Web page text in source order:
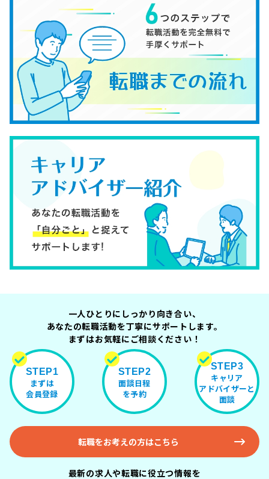
一人ひとりにしっかり向き合い、
あなたの転職活動を丁寧にサポートします。
まずはお気軽にご相談ください！
STEP1
まずは
会員登録
STEP2
面談日程
を予約
STEP3
キャリア
アドバイザーと
面談
転職をお考えの方はこちら
最新の求人や転職に役立つ情報を